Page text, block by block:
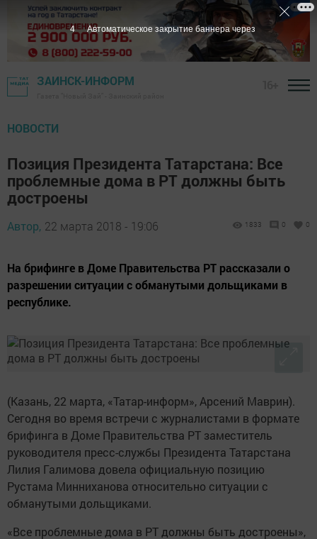
ЗАИНСК-ИНФОРМ
НОВОСТИ
Позиция Президента Татарстана: Все
проблемные дома в РТ должны быть
достроены
Автор, 22 марта 2018 - 19:06 1833 0 0
На брифинге в Доме Правительства РТ рассказали о
разрешении ситуации с обманутыми дольщиками в
республике.
(Казань, 22 марта, «Татар-информ», Арсений Маврин).
Сегодня во время встречи с журналистами в формате
брифинга в Доме Правительства РТ заместитель
руководителя пресс-службы Президента Татарстана
Лилия Галимова довела официальную позицию
Рустама Минниханова относительно ситуации с
обманутыми дольщиками.
«Все проблемные дома в РТ должны быть достроены»,
3 Автоматическое закрытие баннера через